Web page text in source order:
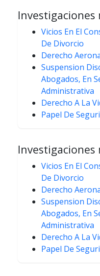
Investigaciones
Vicios En El
De Divorcio
Derecho
Suspension
Abogados, En
Administrativa
Derecho A La
Papel De
Investigaciones
Vicios En El
De Divorcio
Derecho
Suspension
Abogados, En
Administrativa
Derecho A La
Papel De